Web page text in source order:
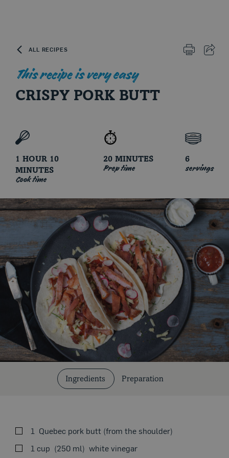
Le porc du Québec
Cuts and Cooking Methods
Our Recipes
ALL RECIPES PRINT
This recipe is very easy
CRISPY PORK BUTT
1 HOUR 10
MINUTES
Cook time
20 MINUTES
Prep time
6
servings
Ingredients Preparation
1 Quebec pork butt (from the shoulder)
1 cup
250 ml
white vinegar
SEEON THE STOVE